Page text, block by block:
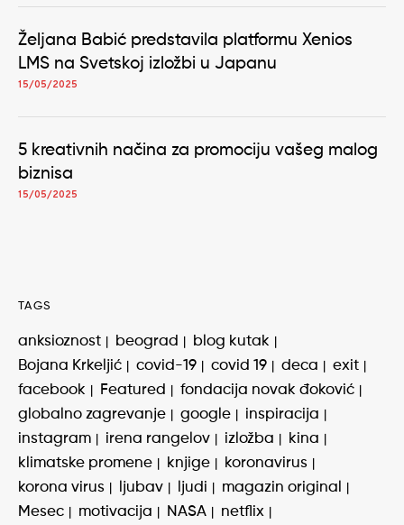
Željana Babić predstavila platformu Xenios
LMS na Svetskoj izložbi u Japanu
15/05/2025
5 kreativnih načina za promociju vašeg malog
biznisa
15/05/2025
TAGS
anksioznost beograd
blog kutak
Bojana Krkeljić
covid-19 covid 19 deca
exit
facebook
Featured
fondacija novak đoković
globalno zagrevanje
google
inspiracija
instagram
irena rangelov izložba
kina
klimatske promene
knjige
koronavirus
korona virus
ljubav ljudi
magazin original
Mesec
motivacija NASA
netflix